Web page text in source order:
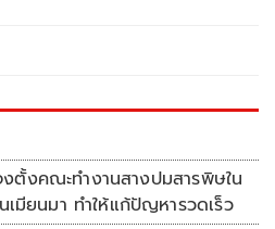
ตั้งคณะทำงานสางปมสารพิษใน
มียนมา ทำให้แก้ปัญหารวดเร็ว